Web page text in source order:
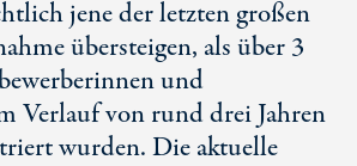
jene der letzten großen
übersteigen, als über 3
und
Verlauf von rund drei Jahren
wurden. Die aktuelle